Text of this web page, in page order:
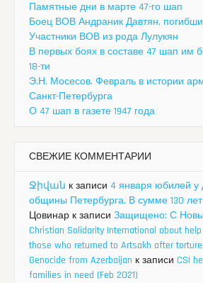
Памятные дни в марте 47-го шап
Боец ВОВ Андраник Давтян,
Участники ВОВ из рода Лулукян
В первых боях в составе 47 шап им
18-ти
Э.Н. Мосесов. Февраль в истории
Санкт-Петербурга
О 47 шап в газете 1947 года
СВЕЖИЕ КОММЕНТАРИИ
Ջիվան к записи 4 января юбилей у
общины Петербурга. В сумме 130 лет
Цовинар к записи Защищено: С
Christian Solidarity International about
those who returned to Artsakh after
Genocide from Azerbaijan к записи CSI
families in need (Feb 2021)